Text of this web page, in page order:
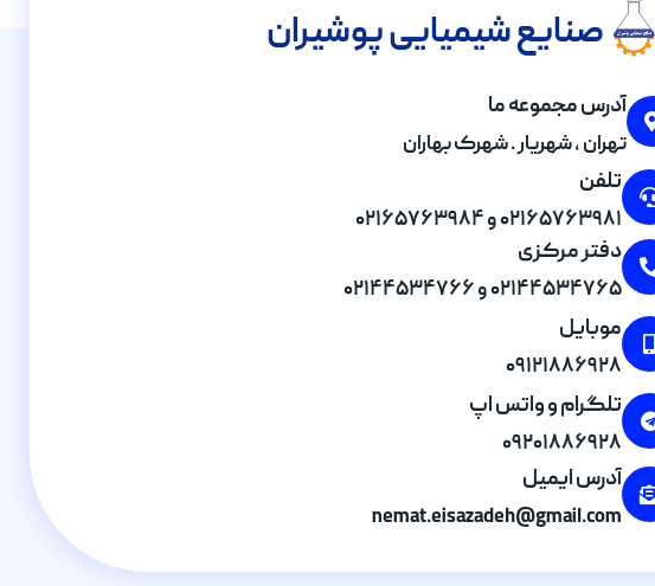
صنایع شیمیایی پوشیران
آدرس مجموعه ما
تهران , شهریار . شهرک بهاران
تلفن
۰۲۱۶۵۷۶۳۹۸۱ و ۰۲۱۶۵۷۶۳۹۸۴
دفتر مرکزی
۰۲۱۴۴۵۳۴۷۶۵ و ۰۲۱۴۴۵۳۴۷۶۶
موبایل
۰۹۱۲۱۸۸۶۹۲۸
تلگرام و واتس اپ
۰۹۲۰۱۸۸۶۹۲۸
آدرس ایمیل
nemat.eisazadeh@gmail.com